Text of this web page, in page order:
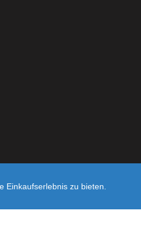
Einkaufserlebnis zu bieten.